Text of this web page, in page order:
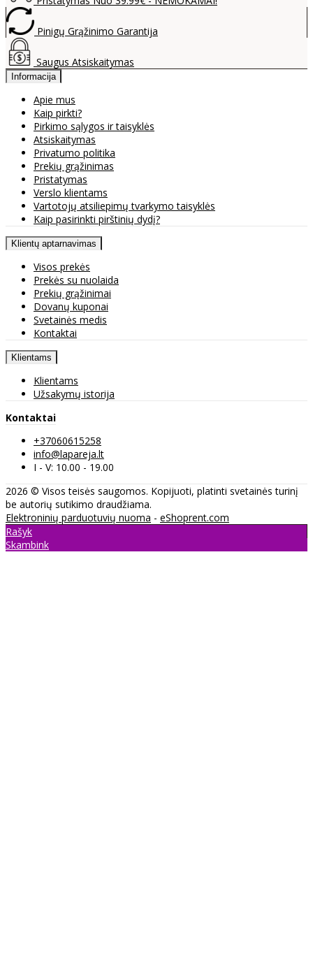
Pinigų Grąžinimo Garantija
Saugus Atsiskaitymas
Informacija
Apie mus
Kaip pirkti?
Pirkimo sąlygos ir taisyklės
Atsiskaitymas
Privatumo politika
Prekių grąžinimas
Pristatymas
Verslo klientams
Vartotojų atsiliepimų tvarkymo taisyklės
Kaip pasirinkti pirštinių dydį?
Klientų aptarnavimas
Visos prekės
Prekės su nuolaida
Prekių grąžinimai
Dovanų kuponai
Svetainės medis
Kontaktai
Klientams
Klientams
Užsakymų istorija
Kontaktai
+37060615258
info@lapareja.lt
I - V: 10.00 - 19.00
2026 © Visos teisės saugomos. Kopijuoti, platinti svetainės turinį
be autorių sutikimo draudžiama.
Elektroninių parduotuvių nuoma - eShoprent.com
Rašyk
Skambink